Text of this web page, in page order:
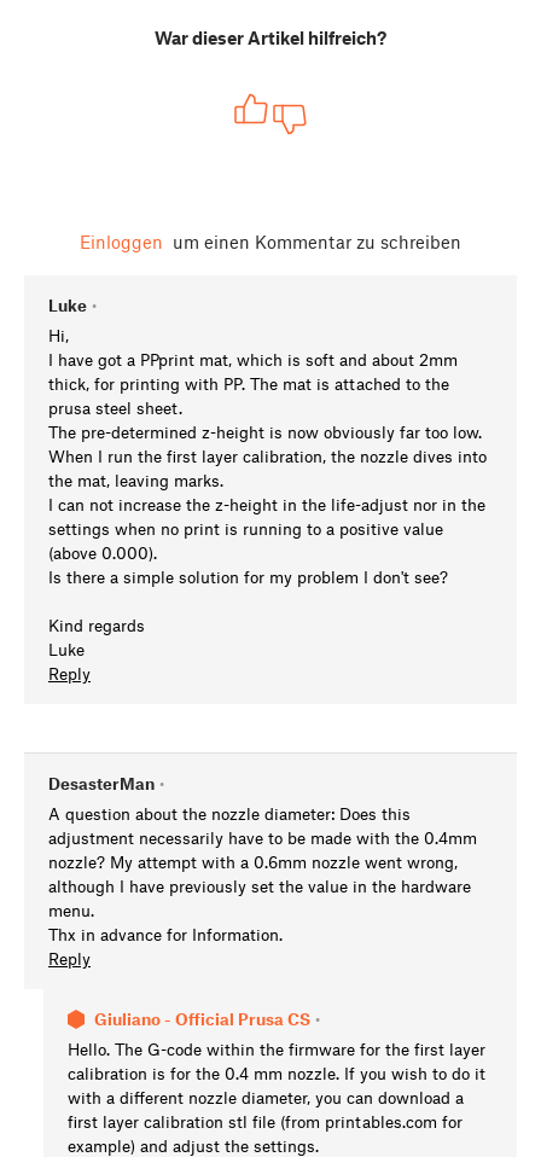
War dieser Artikel hilfreich?
Einloggen um einen Kommentar zu schreiben
Luke •
Hi,
I have got a PPprint mat, which is soft and about 2mm
thick, for printing with PP. The mat is attached to the
prusa steel sheet.
The pre-determined z-height is now obviously far too low.
When I run the first layer calibration, the nozzle dives into
the mat, leaving marks.
I can not increase the z-height in the life-adjust nor in the
settings when no print is running to a positive value
(above 0.000).
Is there a simple solution for my problem I don't see?
Kind regards
Luke
Reply
DesasterMan •
A question about the nozzle diameter: Does this
adjustment necessarily have to be made with the 0.4mm
nozzle? My attempt with a 0.6mm nozzle went wrong,
although I have previously set the value in the hardware
menu.
Thx in advance for Information.
Reply
Giuliano - Official Prusa CS •
Hello. The G-code within the firmware for the first layer
calibration is for the 0.4 mm nozzle. If you wish to do it
with a different nozzle diameter, you can download a
first layer calibration stl file (from printables.com for
example) and adjust the settings.